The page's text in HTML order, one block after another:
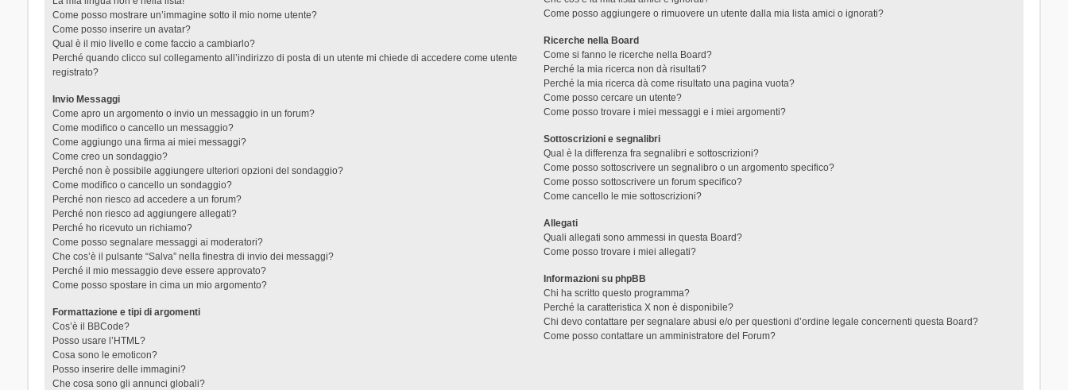
Come posso mostrare un’immagine sotto il mio nome utente?
Come posso inserire un avatar?
Qual è il mio livello e come faccio a cambiarlo?
Perché quando clicco sul collegamento all’indirizzo di posta di un utente mi chiede di accedere come utente
registrato?
Invio Messaggi
Come apro un argomento o invio un messaggio in un forum?
Come modifico o cancello un messaggio?
Come aggiungo una firma ai miei messaggi?
Come creo un sondaggio?
Perché non è possibile aggiungere ulteriori opzioni del sondaggio?
Come modifico o cancello un sondaggio?
Perché non riesco ad accedere a un forum?
Perché non riesco ad aggiungere allegati?
Perché ho ricevuto un richiamo?
Come posso segnalare messaggi ai moderatori?
Che cos’è il pulsante “Salva” nella finestra di invio dei messaggi?
Perché il mio messaggio deve essere approvato?
Come posso spostare in cima un mio argomento?
Formattazione e tipi di argomenti
Cos’è il BBCode?
Posso usare l’HTML?
Cosa sono le emoticon?
Posso inserire delle immagini?
Che cosa sono gli annunci globali?
Come posso aggiungere o rimuovere un utente dalla mia lista amici o ignorati?
Ricerche nella Board
Come si fanno le ricerche nella Board?
Perché la mia ricerca non dà risultati?
Perché la mia ricerca dà come risultato una pagina vuota?
Come posso cercare un utente?
Come posso trovare i miei messaggi e i miei argomenti?
Sottoscrizioni e segnalibri
Qual è la differenza fra segnalibri e sottoscrizioni?
Come posso sottoscrivere un segnalibro o un argomento specifico?
Come posso sottoscrivere un forum specifico?
Come cancello le mie sottoscrizioni?
Allegati
Quali allegati sono ammessi in questa Board?
Come posso trovare i miei allegati?
Informazioni su phpBB
Chi ha scritto questo programma?
Perché la caratteristica X non è disponibile?
Chi devo contattare per segnalare abusi e/o per questioni d’ordine legale concernenti questa Board?
Come posso contattare un amministratore del Forum?